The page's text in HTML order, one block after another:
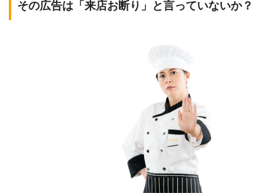
その広告は「来店お断り」と言っていないか？